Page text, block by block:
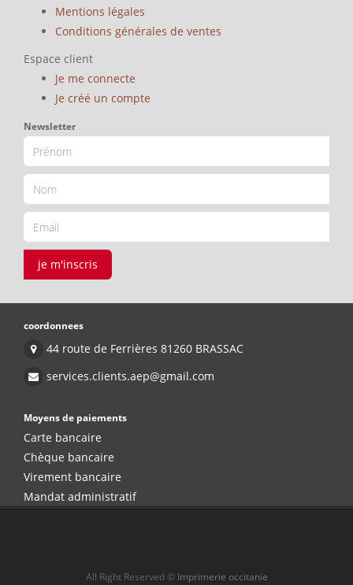
Mentions légales
Conditions générales de ventes
Espace client
Je me connecte
Je créé un compte
Newsletter
je m'inscris
coordonnees
44 route de Ferrières 81260 BRASSAC
services.clients.aep@gmail.com
Moyens de paiements
Carte bancaire
Chèque bancaire
Virement bancaire
Mandat administratif
All Right Reserved © Imprimerie occitanie